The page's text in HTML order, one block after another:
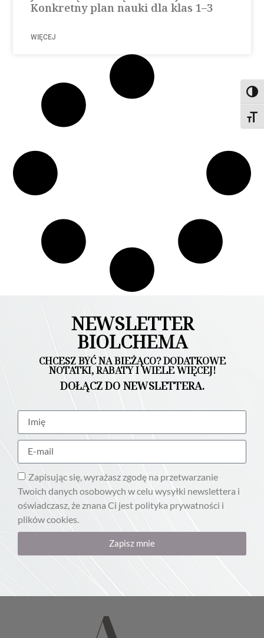
Konkretny plan nauki dla klas 1–3
WIĘCEJ
NEWSLETTER
BIOLCHEMA
CHCESZ BYĆ NA BIEŻĄCO? DODATKOWE
NOTATKI, RABATY I WIELE WIĘCEJ!
DOŁĄCZ DO NEWSLETTERA.
Zapisując się, wyrażasz zgodę na przetwarzanie
Twoich danych osobowych w celu wysyłki newslettera i
oświadczasz, że znana Ci jest polityka prywatności i
plików cookies.
Zapisz mnie